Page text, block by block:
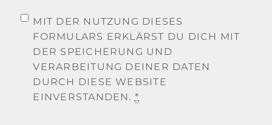
MIT DER NUTZUNG DIESES
FORMULARS ERKLÄRST DU DICH MIT
DER SPEICHERUNG UND
VERARBEITUNG DEINER DATEN
DURCH DIESE WEBSITE
EINVERSTANDEN. *